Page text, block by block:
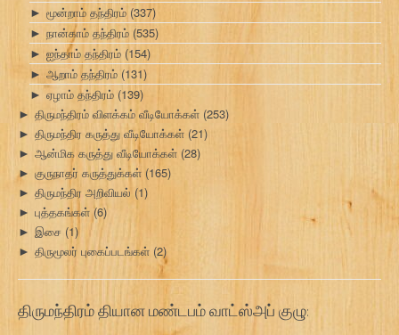
► மூன்றாம் தந்திரம் (337)
► நான்காம் தந்திரம் (535)
► ஐந்தாம் தந்திரம் (154)
► ஆறாம் தந்திரம் (131)
► ஏழாம் தந்திரம் (139)
► திருமந்திரம் விளக்கம் வீடியோக்கள் (253)
► திருமந்திர கருத்து வீடியோக்கள் (21)
► ஆன்மிக கருத்து வீடியோக்கள் (28)
► குருநாதர் கருத்துக்கள் (165)
► திருமந்திர அறிவியல் (1)
► புத்தகங்கள்(6)
► இசை (1)
► திருமூலர் புகைப்படங்கள் (2)
திருமந்திரம் தியான மண்டபம் வாட்ஸ்அப் குழு: